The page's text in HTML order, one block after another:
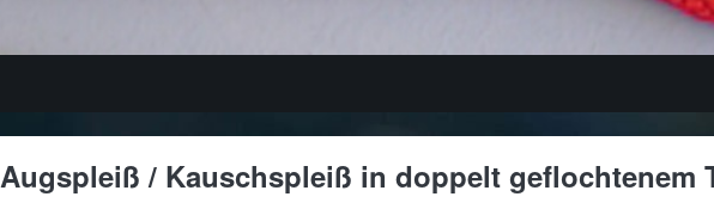
Augspleiß / Kauschspleiß in doppelt geflochtenem